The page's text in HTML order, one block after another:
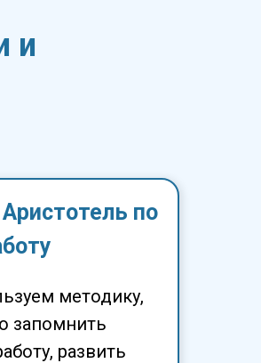
и
по
методику,
запомнить
развить